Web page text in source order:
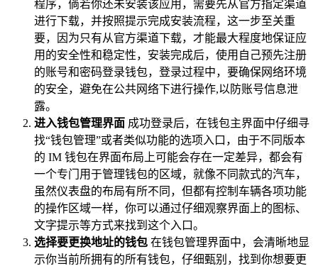
程序，倘若你还未安装该应用，需要先从官方指定渠道
进行下载，并按照提示完成安装流程，这一步至关重
要，因为只有从官方渠道下载，才能最大程度地保证应
用的安全性和稳定性，安装完成后，使用自己预先注册
的账号和密码登录钱包，登录过程中，要确保网络环境
的安全，避免在公共网络下进行操作,以防账号信息泄
露。
进入钱包管理界面 成功登录后，在钱包主界面中仔细寻
找“钱包管理”或者类似功能的选项入口，由于不同版本
的 IM 钱包在界面布局上可能会存在一定差异，都会有
一个专门用于管理钱包的区域，就像不同款式的汽车，
虽然仪表盘的布局有所不同，但都有控制车辆各项功能
的操作区域一样，你可以通过仔细观察界面上的图标、
文字提示等方式来找到这个入口。
选择要更换地址的钱包 在钱包管理界面中，会清晰地显
示你当前所拥有的所有钱包，仔细甄别，找到你想要更